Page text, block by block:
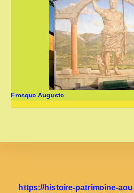
Fresque Auguste
https://histoire-patrimoine-